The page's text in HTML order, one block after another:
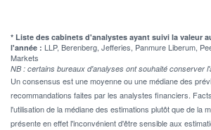
* Liste des cabinets d'analystes ayant suivi la valeur
l'année : LLP, Berenberg, Jefferies, Panmure Liberum,
Markets
NB : certains bureaux d'analyses ont souhaité conserver
Un consensus est une moyenne ou une médiane des
recommandations faites par les analystes financiers.
l'utilisation de la médiane des estimations plutôt que de la
présente en effet l'inconvénient d'être sensible aux